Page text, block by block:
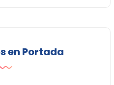
en Portada